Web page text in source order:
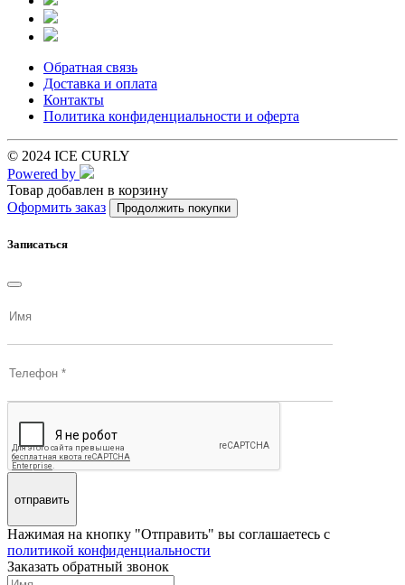
Обратная связь
Доставка и оплата
Контакты
Политика конфиденциальности и оферта
© 2024 ICE CURLY
Powered by
Товар добавлен в корзину
Оформить заказ
Продолжить покупки
Записаться
отправить
Нажимая на кнопку "Отправить" вы соглашаетесь с
политикой конфиденциальности
Заказать обратный звонок